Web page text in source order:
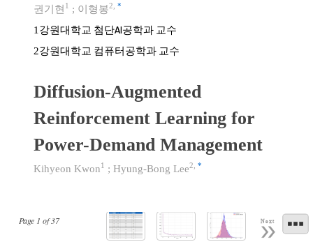
Page 1 of37 Next
권기현 1 ; 이형봉2 *
1 강원대학교 첨단AI공학과 교수
2강원대학교 컴퓨터공학과 교수
Diffusion-Augmented
Reinforcement Learning for
Power-Demand Management
Kihyeon Kwon1 ; Hyung-Bong Lee2, *